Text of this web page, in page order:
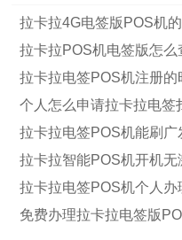
拉卡拉4G电签版POS机
拉卡拉POS机电签版怎么
拉卡拉电签POS机注册
个人怎么申请拉卡拉电签
拉卡拉电签POS机能刷广
拉卡拉智能POS机开机无
拉卡拉电签POS机个人办
免费办理拉卡拉电签版